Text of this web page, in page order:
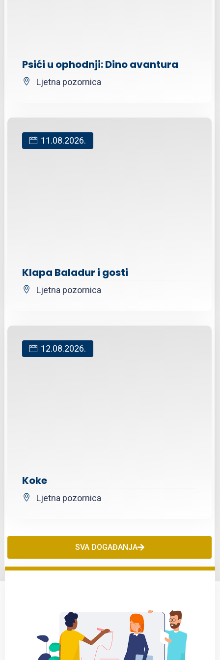
Psići u ophodnji: Dino avantura
Ljetna pozornica
11.08.2026.
Klapa Baladur i gosti
Ljetna pozornica
12.08.2026.
Koke
Ljetna pozornica
SVA DOGAĐANJA